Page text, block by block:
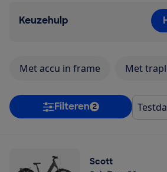
Keuzehulp
Met accu in frame Met
Filteren 2
Scott